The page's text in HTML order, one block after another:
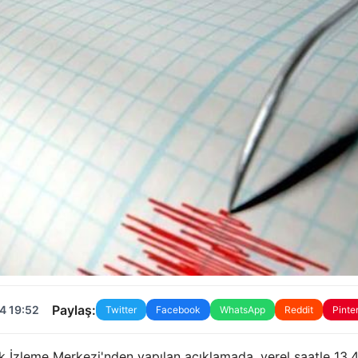
19:52 Paylaş: Twitter Facebook WhatsApp Reddit